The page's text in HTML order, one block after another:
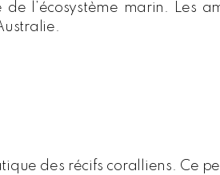
l’écosystème marin. Les
des récifs coralliens. Ce